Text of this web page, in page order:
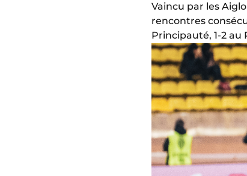
Vaincu par les
rencontres
Principauté, 1-2 au